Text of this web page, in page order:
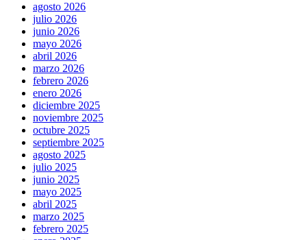
agosto 2026
julio 2026
junio 2026
mayo 2026
abril 2026
marzo 2026
febrero 2026
enero 2026
diciembre 2025
noviembre 2025
octubre 2025
septiembre 2025
agosto 2025
julio 2025
junio 2025
mayo 2025
abril 2025
marzo 2025
febrero 2025